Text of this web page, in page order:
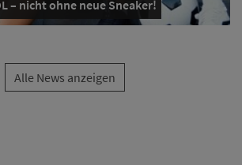
– nicht ohne neue Sneaker!
Alle News anzeigen